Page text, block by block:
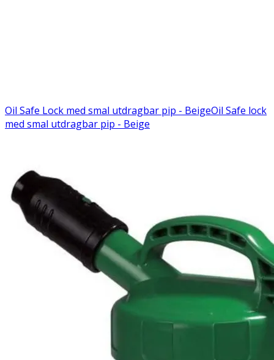
Oil Safe Lock med smal utdragbar pip - BeigeOil Safe lock
med smal utdragbar pip - Beige